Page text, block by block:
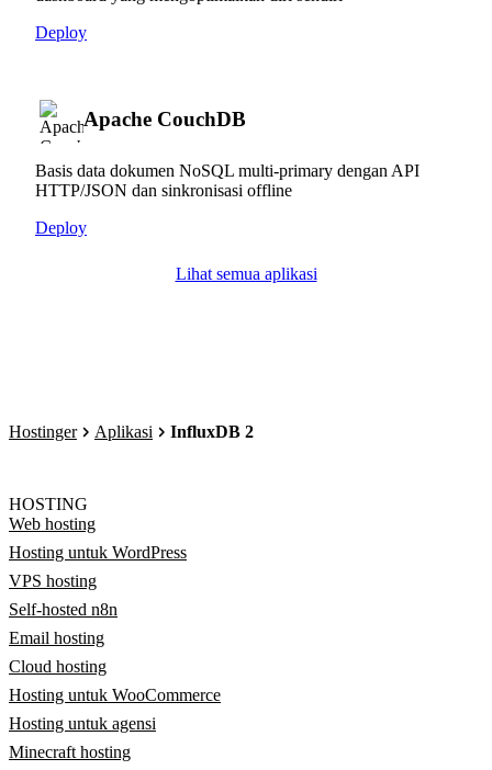
Deploy
Apache CouchDB
Basis data dokumen NoSQL multi-primary dengan API
HTTP/JSON dan sinkronisasi offline
Deploy
Lihat semua aplikasi
Hostinger Aplikasi InfluxDB 2
HOSTING
Web hosting
Hosting untuk WordPress
VPS hosting
Self-hosted n8n
Email hosting
Cloud hosting
Hosting untuk WooCommerce
Hosting untuk agensi
Minecraft hosting